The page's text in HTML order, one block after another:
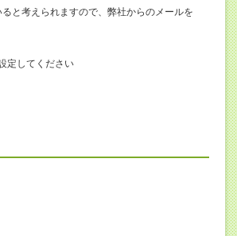
と考えられますので、弊社からのメールを
定してください